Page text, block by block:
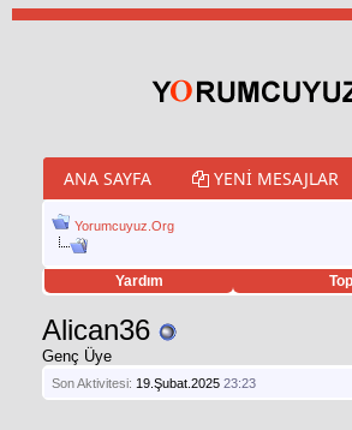
ANA SAYFA YENI MESAJLAR
Yorumcuyuz.Org
Yardım
hilesi
Alican36
Genç Üye
Son Aktivitesi: 19.Şubat.2025 23:23